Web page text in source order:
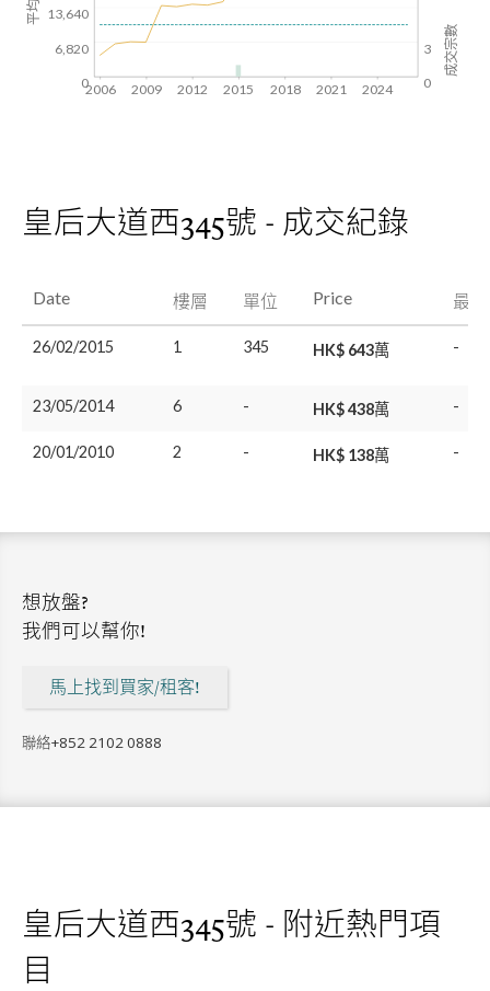
3
0
2006 2009 2012 2015 2018 2021 2024
成交宗數
13,640
6,820
0
皇后大道西345號 - 成交紀錄
Date 樓層 單位 Price 最
26/02/2015 1 345 HK$ 643萬 -
23/05/2014 6 - HK$ 438萬 -
20/01/2010 2 - HK$ 138萬 -
想放盤?
我們可以幫你!
馬上找到買家/租客!
聯絡+852 2102 0888
皇后大道西345號 - 附近熱門項
目